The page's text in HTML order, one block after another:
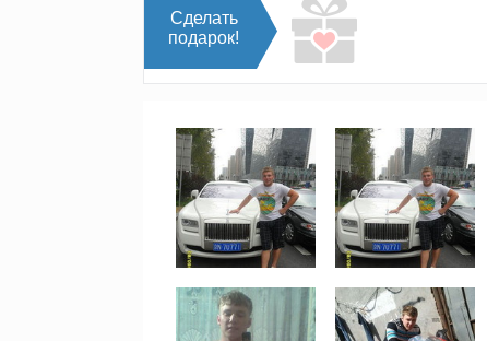
Сделать
подарок!